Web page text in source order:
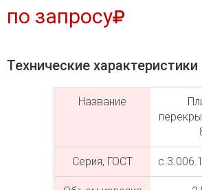
по запросу
Технические характеристики
Название
Серия, ГОСТ